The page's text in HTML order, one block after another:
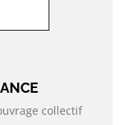
collectif